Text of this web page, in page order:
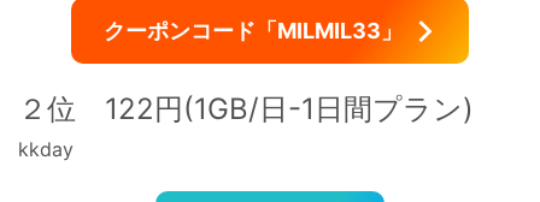
クーポンコード「MILMIL33」
２位 122円(1GB/日-1日間プラン)
kkday